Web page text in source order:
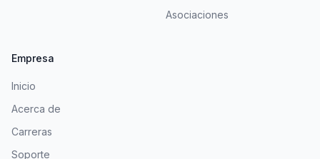
Asociaciones
Empresa
Inicio
Acerca de
Carreras
Soporte